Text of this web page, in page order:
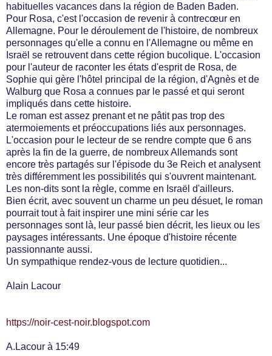
habituelles vacances dans la région de Baden Baden.
Pour Rosa, c'est l'occasion de revenir à contrecœur en
Allemagne. Pour le déroulement de l'histoire, de nombreux
personnages qu'elle a connu en l'Allemagne ou même en
Israël se retrouvent dans cette région bucolique. L'occasion
pour l'auteur de raconter les états d'esprit de Rosa, de
Sophie qui gère l'hôtel principal de la région, d'Agnès et de
Walburg que Rosa a connues par le passé et qui seront
impliqués dans cette histoire.
Le roman est assez prenant et ne pâtit pas trop des
atermoiements et préoccupations liés aux personnages.
L'occasion pour le lecteur de se rendre compte que 6 ans
après la fin de la guerre, de nombreux Allemands sont
encore très partagés sur l'épisode du 3e Reich et analysent
très différemment les possibilités qui s'ouvrent maintenant.
Les non-dits sont la règle, comme en Israël d'ailleurs.
Bien écrit, avec souvent un charme un peu désuet, le roman
pourrait tout à fait inspirer une mini série car les
personnages sont là, leur passé bien décrit, les lieux ou les
paysages intéressants. Une époque d'histoire récente
passionnante aussi.
Un sympathique rendez-vous de lecture quotidien...
Alain Lacour
https://noir-cest-noir.blogspot.com
A.Lacour à 15:49